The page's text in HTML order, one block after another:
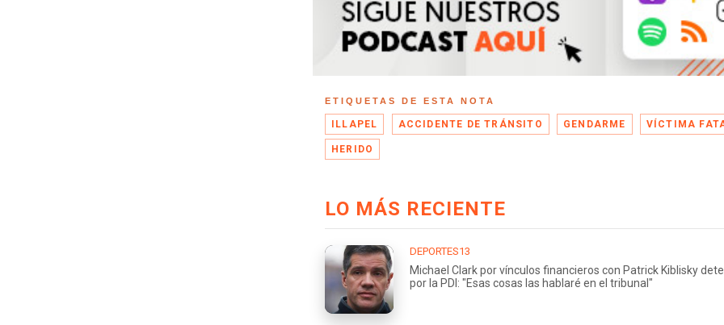
ETIQUETAS DE ESTA NOTA
ILLAPEL ACCIDENTE DE TRÁNSITO GENDARME VÍCTIMA
HERIDO
LO MÁS RECIENTE
DEPORTES13
Michael Clark por vínculos financieros con Patrick Kiblisky
por la PDI: "Esas cosas las hablaré en el tribunal"